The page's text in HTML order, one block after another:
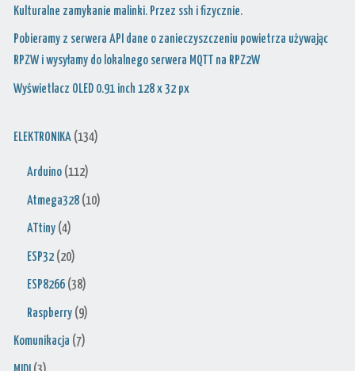
Kulturalne zamykanie malinki. Przez ssh i fizycznie.
Pobieramy z serwera API dane o zanieczyszczeniu powietrza używając
RPZW i wysyłamy do lokalnego serwera MQTT na RPZ2W
Wyświetlacz OLED 0.91 inch 128 x 32 px
ELEKTRONIKA (134)
Arduino (112)
Atmega328 (10)
ATtiny (4)
ESP32 (20)
ESP8266 (38)
Raspberry (9)
Komunikacja (7)